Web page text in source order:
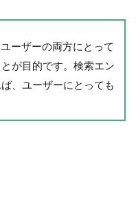
ーザーの両方にとって
が目的です。検索エン
、ユーザーにとっても